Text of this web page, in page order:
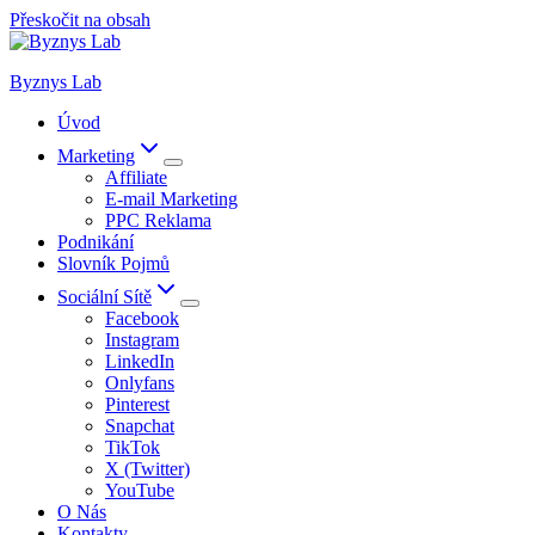
Přeskočit na obsah
Byznys Lab
Úvod
Marketing
Affiliate
E-mail Marketing
PPC Reklama
Podnikání
Slovník Pojmů
Sociální Sítě
Facebook
Instagram
LinkedIn
Onlyfans
Pinterest
Snapchat
TikTok
X (Twitter)
YouTube
O Nás